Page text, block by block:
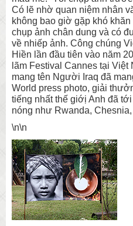
Có lẽ nhờ quan niệm nhân
không bao giờ gặp khó
chụp ảnh chân dung và có
về nhiếp ảnh. Công chúng
Hiền lần đầu tiên vào năm
lãm Festival Cannes tại Việt
mang tên Người Iraq đã
World press photo, giải
tiếng nhất thế giớị Anh đã
nóng như Rwanda,
\n\n